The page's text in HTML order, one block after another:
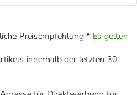
Preisempfehlung * Es gelten
innerhalb der letzten 30